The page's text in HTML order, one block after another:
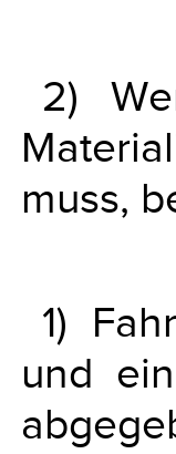
2)
muss,
1)
und